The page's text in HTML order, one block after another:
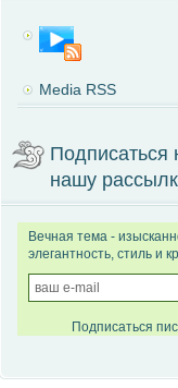
Media RSS
Подписаться
нашу
Вечная тема -
элегантность, стиль и
Подписаться